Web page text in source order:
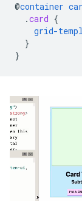
@container
.card {
grid-
}
}